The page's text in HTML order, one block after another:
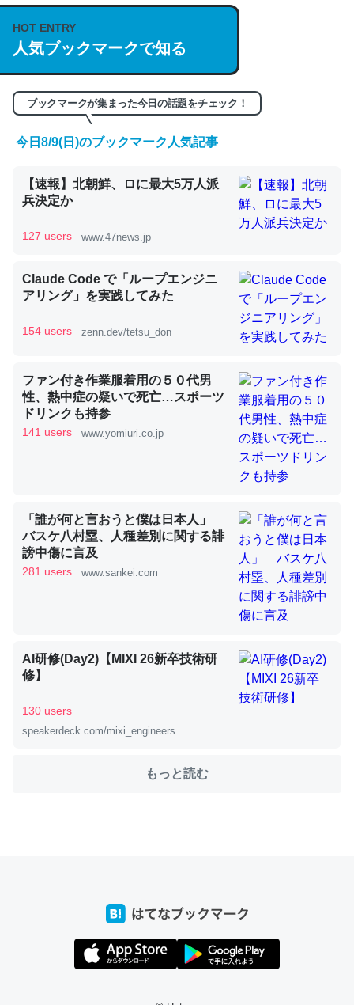
説してる記事が少ないので貴重な良記事。/続編来た
https://isobe324649.hatenablog.com/entry/2023/03/27
/064121
─GPTの仕組みと限界についての考察（１） - conceptualization
くらい。小説でいう「ずっと前の伏線」は回収されないけ
ど、短期記憶というには多い分量。進化すればするほど分
かりやすく強くなりそう
コオロギのカルシウム分はエビの600分の1程度。
─ニュース :: 【研究発表】昆虫学の大問題＝「昆虫はなぜ海にいな
いのか」に関する新仮説
論文では「淡水はカルシウムも酸素も不足してて両方に不
利だから両方が拮抗してるのでは」とあって面白い。海に
いる鋏角類（カブトガニ・ウミグモ）はカルシウムを使わ
ずキチンを強化してる筈だが、酵素が違うのか？
─ニュース :: 【研究発表】昆虫学の大問題＝「昆虫はなぜ海にいな
これを元に考えるとカルシウムを大量に使う脊椎動物と貝
─ニュース :: 【研究発表】昆虫学の大問題＝「昆虫はなぜ海にいな
位置情報を共有してる。電池残量や充電中かが分かるので
これ見て生きてるなって分かる。
─たまにLINEするくらいだった遠方の父67歳と僕。ITツール導入で
コミュニケーションが劇的に変化した｜tayorini by LIFULL介護
HOT ENTRY
人気ブックマークで知る
ブックマークが集まった今日の話題をチェック！
今日8/9(日)のブックマーク人気記事
【速報】北朝鮮、ロに最大5万人派
兵決定か
127 users www.47news.jp
Claude Code で「ループエンジニ
アリング」を実践してみた
154 users zenn.dev/tetsu_don
ファン付き作業服着用の５０代男
性、熱中症の疑いで死亡…スポーツ
ドリンクも持参
141 users www.yomiuri.co.jp
「誰が何と言おうと僕は日本人」
バスケ八村塁、人種差別に関する誹
謗中傷に言及
281 users www.sankei.com
AI研修(Day2)【MIXI 26新卒技術研
修】
130 users
speakerdeck.com/mixi_engineers
もっと読む